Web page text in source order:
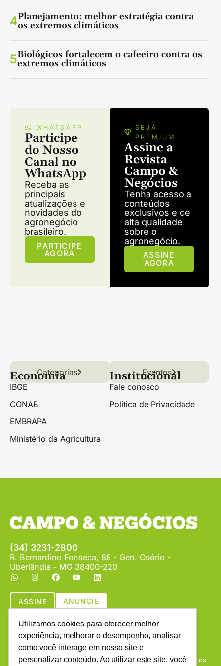
Utilizamos cookies para oferecer melhor
experiência, melhorar o desempenho, analisar
como você interage em nosso site e
personalizar conteúdo. Ao utilizar este site, você
4Planejamento: melhor estratégia contra
os extremos climáticos
5Biológicos fortalecem o cafeeiro contra os
extremos climáticos
WHATSAPP
Participe
do Nosso
Canal no
WhatsApp
Receba as
principais
atualizações e
novidades do
agronegócio
brasileiro.
PARTICIPE
AGORA
SEJA
PREMIUM
Assine a
Revista
Campo &
Negócios
Tenha acesso a
conteúdos
exclusivos e de
alta qualidade
sobre o
agronegócio.
ASSINE
AGORA
Links úteis
Conteúdo Grãos
Florestas Hortifrúti
Categorias Eventos
Economia
IBGE
CONAB
EMBRAPA
Ministério da Agricultura
Institucional
Fale conosco
Política de Privacidade
(34) 3231-2800
R. Bernardino Fonseca, 88 - Gen. Osório -
Uberlândia - MG 38400-220
ASSINE ANUNCIE
Copyright © (1990 - 2026) Revista Campo & Negócios. Todos os